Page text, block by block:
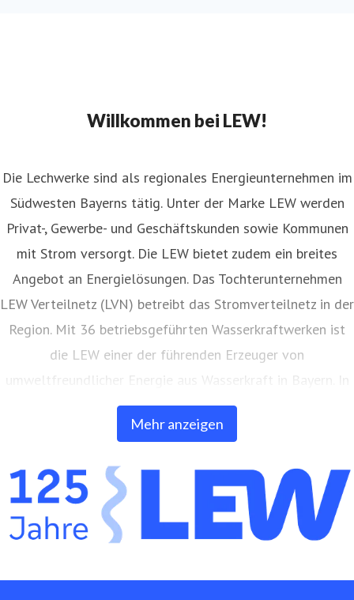
Willkommen bei LEW!
Mehr anzeigen
Die Lechwerke sind als regionales Energieunternehmen im
Südwesten Bayerns tätig. Unter der Marke LEW werden
Privat-, Gewerbe- und Geschäftskunden sowie Kommunen
mit Strom versorgt. Die LEW bietet zudem ein breites
Angebot an Energielösungen. Das Tochterunternehmen
LEW Verteilnetz (LVN) betreibt das Stromverteilnetz in der
Region. Mit 36 betriebsgeführten Wasserkraftwerken ist
die LEW einer der führenden Erzeuger von
eigenen Anlagen auf Freiflächen und Gebäuden erzeugt
die LEW auch Strom aus Photovoltaik. Außerdem bietet
Netz- und Anlagenbau, Energieerzeugung, Elektromobilität
und Telekommunikation an. Die LEW betreibt ein eigenes,
über 9.000 Kilometer langes Glasfasernetz in der Region.